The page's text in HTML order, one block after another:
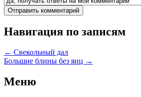
Навигация по записям
← Свекольный дал
Большие блины без яиц →
Меню